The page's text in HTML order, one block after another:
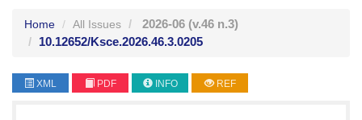
Home All Issues 2026-06 (v.46 n.3)
10.12652/Ksce.2026.46.3.0205
XML PDF INFO REF